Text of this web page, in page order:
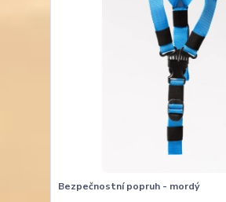
Bezpečnostní popruh - mordý